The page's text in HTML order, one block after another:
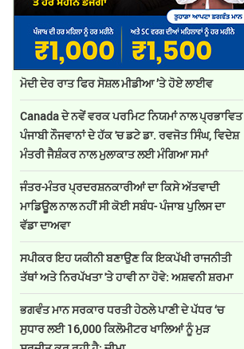
ਮੋਦੀ ਦੇਰ ਰਾਤ ਫਿਰ ਸੋਸ਼ਲ ਮੀਡੀਆ ’ਤੇ ਹੋਏ ਲਾਈਵ
Canada ਦੇ ਨਵੇਂ ਵਰਕ ਪਰਮਿਟ ਨਿਯਮਾਂ ਨਾਲ ਪ੍ਰਭਾਵਿਤ
ਪੰਜਾਬੀ ਨੌਜਵਾਨਾਂ ਦੇ ਹੱਕ 'ਚ ਡਟੇ ਡਾ. ਰਵਜੋਤ ਸਿੰਘ, ਵਿਦੇਸ਼
ਮੰਤਰੀ ਜੈਸ਼ੰਕਰ ਨਾਲ ਮੁਲਾਕਾਤ ਲਈ ਮੰਗਿਆ ਸਮਾਂ
ਜੰਤਰ-ਮੰਤਰ ਪ੍ਰਦਰਸ਼ਨਕਾਰੀਆਂ ਦਾ ਕਿਸੇ ਅੱਤਵਾਦੀ
ਮਾਡਿਊਲ ਨਾਲ ਨਹੀਂ ਸੀ ਕੋਈ ਸਬੰਧ- ਪੰਜਾਬ ਪੁਲਿਸ ਦਾ
ਵੱਡਾ ਦਾਅਵਾ
ਸਪੀਕਰ ਇਹ ਯਕੀਨੀ ਬਣਾਉਣ ਕਿ ਇਕਪੱਖੀ ਰਾਜਨੀਤੀ
ਤੱਥਾਂ ਅਤੇ ਨਿਰਪੱਖਤਾ 'ਤੇ ਹਾਵੀ ਨਾ ਹੋਵੇ: ਅਸ਼ਵਨੀ ਸ਼ਰਮਾ
ਭਗਵੰਤ ਮਾਨ ਸਰਕਾਰ ਧਰਤੀ ਹੇਠਲੇ ਪਾਣੀ ਦੇ ਪੱਧਰ ‘ਚ
ਸੁਧਾਰ ਲਈ 16,000 ਕਿਲੋਮੀਟਰ ਖਾਲਿਆਂ ਨੂੰ ਮੁੜ